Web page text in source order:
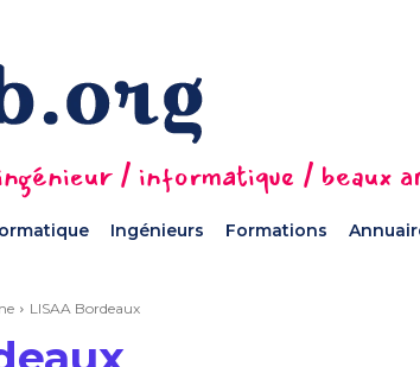
/ informatique / beaux
Ingénieurs Formations
LISAA Bordeaux